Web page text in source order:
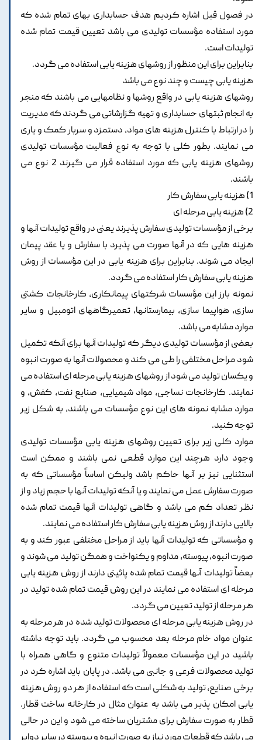
در فصول قبل اشاره کردیم هدف حسابداری بهای تمام شده که
مورد استفاده مؤسسات تولیدی می باشد تعیین قیمت تمام شده
تولیدات است.
بنابراین برای این منظور از روشهای هزینه یابی استفاده می گردد.
هزینه یابی چیست و چند نوع می باشد
روشهای هزینه یابی در واقع روشها و نظامهایی می باشند که منجر
به انجام ثبتهای حسابداری و تهیه گزارشاتی می گردند که مدیریت
را در ارتباط با کنترل هزینه های مواد، دستمزد و سربار کمک و یاری
می نمایند. بطور کلی با توجه به نوع فعالیت مؤسسات تولیدی
روشهای هزینه یابی که مورد استفاده قرار می گیرند 2 نوع می
باشند.
1) هزینه یابی سفارش کار
2) هزینه یابی مرحله ای
برخی از مؤسسات تولیدی سفارش پذیرند یعنی در واقع تولیدات آنها و
هزینه هایی که در آنها صورت می پذیرد با سفارش و یا عقد پیمان
ایجاد می شوند. بنابراین برای هزینه یابی در این مؤسسات از روش
هزینه یابی سفارش کار استفاده می گردد.
نمونه بارز این مؤسسات شرکتهای پیمانکاری، کارخانجات کشتی
سازی، هواپیما سازی، بیمارستانها، تعمیرگاههای اتومبیل و سایر
موارد مشابه می باشد.
بعضی از مؤسسات تولیدی دیگر که تولیدات آنها برای آنکه تکمیل
شود مراحل مختلفی را طی می کند و محصولات آنها به صورت انبوه
و یکسان تولید می شود از روشهای هزینه یابی مرحله ای استفاده می
نمایند. کارخانجات نساجی، مواد شیمیایی، صنایع نفت، کفش، و
موارد مشابه نمونه های این نوع مؤسسات می باشند، به شکل زیر
توجه کنید.
موارد کلی زیر برای تعیین روشهای هزینه یابی مؤسسات تولیدی
وجود دارد هرچند این موارد قطعی نمی باشند و ممکن است
استثنایی نیز بر آنها حاکم باشد ولیکن اساساً مؤسساتی که به
صورت سفارش عمل می نمایند و یا آنکه تولیدات آنها با حجم زیاد و از
نظر تعداد کم می باشد و گاهی تولیدات آنها قیمت تمام شده
بالایی دارند از روش هزینه یابی سفارش کار استفاده می نمایند.
و مؤسساتی که تولیدات آنها باید از مراحل مختلفی عبور کند و به
صورت انبوه، پیوسته، مداوم و یکنواخت و همگن تولید می شوند و
بعضاً تولیدات آنها قیمت تمام شده پائینی دارند از روش هزینه یابی
مرحله ای استفاده می نمایند در این روش قیمت تمام شده تولید در
هر مرحله از تولید تعیین می گردد.
در روش هزینه یابی مرحله ای محصولات تولید شده در هر مرحله به
عنوان مواد خام مرحله بعد محسوب می گردد. باید توجه داشته
باشید در این مؤسسات معمولاً تولیدات متنوع و گاهی همراه با
تولید محصولات فرعی و جانبی می باشد. در پایان باید اشاره کرد در
برخی صنایع، تولید به شکلی است که استفاده از هر دو روش هزینه
یابی امکان پذیر می باشد به عنوان مثال در کارخانه ساخت قطار.
قطار به صورت سفارش برای مشتریان ساخته می شود و این در حالی